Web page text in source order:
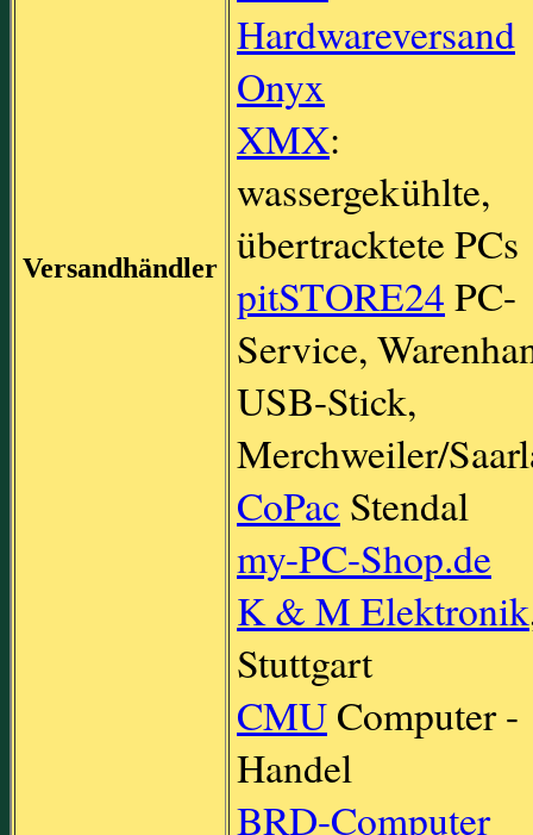
Versandhändler
Hardwareversand
Onyx
XMX:
wassergekühlte,
übertracktete PCs
pitSTORE24 PC-
Service,
USB-Stick,
Merchweiler/
CoPac Stendal
my-PC-Shop.de
K & M Elektronik
Stuttgart
CMU Computer -
Handel
BRD-Computer